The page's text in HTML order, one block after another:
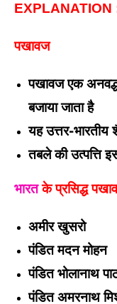
EXPLANATION
पखावज
पखावज एक
बजाया जाता है
यह उत्तर-
तबले की उत्पत्ति
भारत के प्रसिद्ध
अमीर खुसरो
पंडित मदन मोहन
पंडित भोलानाथ
पंडित अमरनाथ